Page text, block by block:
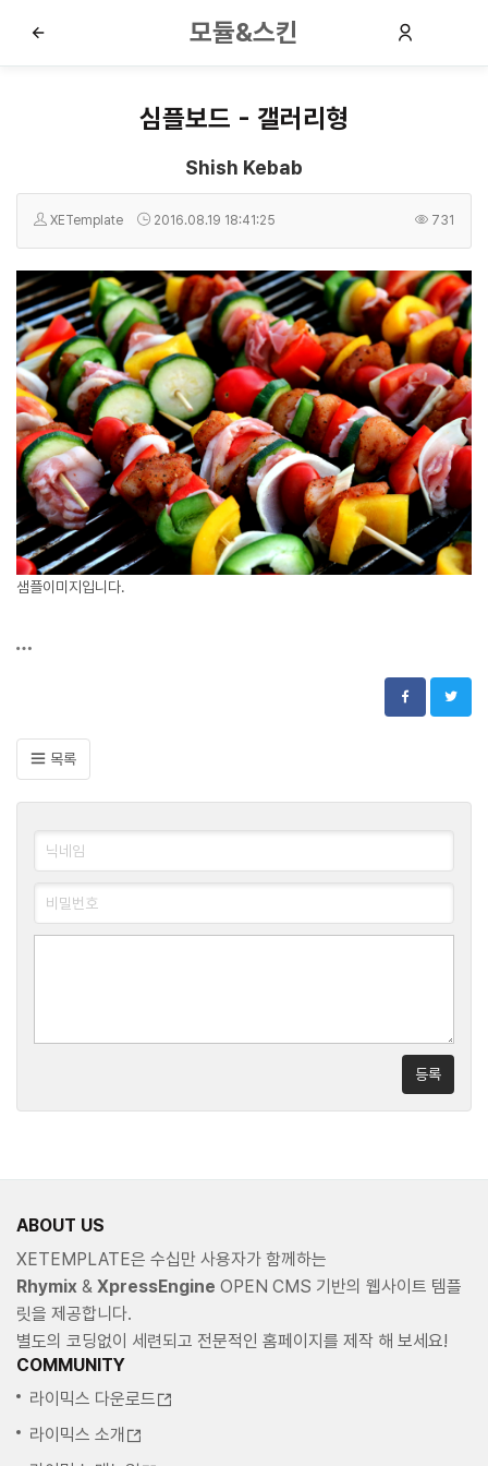
모듈&스킨
심플보드 - 갤러리형
Shish Kebab
XETemplate 2016.08.19 18:41:25 731
샘플이미지입니다.
목록
등록
ABOUT US
XETEMPLATE은 수십만 사용자가 함께하는
Rhymix & XpressEngine OPEN CMS 기반의 웹사이트 템플
릿을 제공합니다.
별도의 코딩없이 세련되고 전문적인 홈페이지를 제작 해 보세요!
COMMUNITY
라이믹스 다운로드
라이믹스 소개